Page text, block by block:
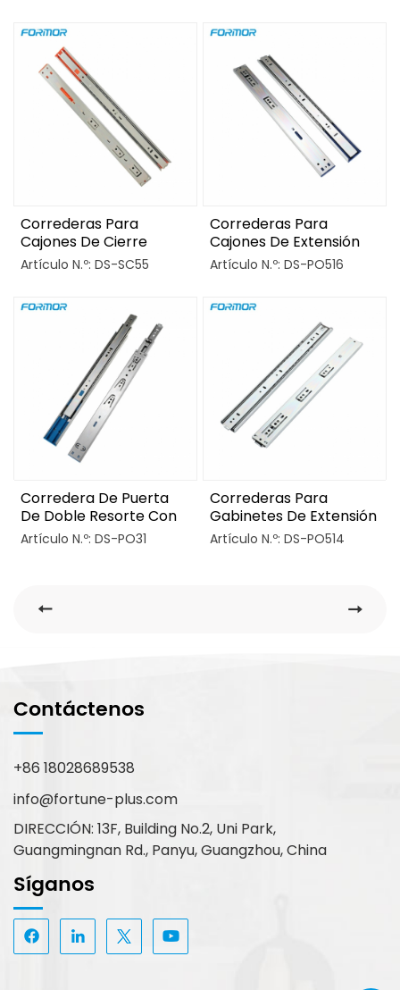
Correderas Para
Cajones De Cierre
Suave De Tres Pliegues
Artículo N.º: DS-SC55
Correderas Para
Cajones De Extensión
Completa De 3 Pliegues
Artículo N.º: DS-PO516
Corredera De Puerta
De Doble Resorte Con
Apertura Por Presión
Artículo N.º: DS-PO31
Correderas Para
Gabinetes De Extensión
Completa Con
Artículo N.º: DS-PO514
Contáctenos
+86 18028689538
info@fortune-plus.com
DIRECCIÓN: 13F, Building No.2, Uni Park,
Guangmingnan Rd., Panyu, Guangzhou, China
Síganos